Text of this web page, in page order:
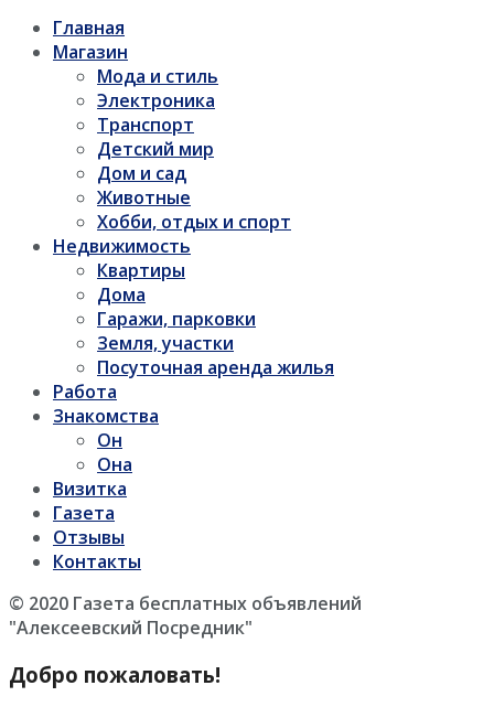
Главная
Магазин
Мода и стиль
Электроника
Транспорт
Детский мир
Дом и сад
Животные
Хобби, отдых и спорт
Недвижимость
Квартиры
Дома
Гаражи, парковки
Земля, участки
Посуточная аренда жилья
Работа
Знакомства
Он
Она
Визитка
Газета
Отзывы
Контакты
© 2020 Газета бесплатных объявлений
"Алексеевский Посредник"
Добро пожаловать!